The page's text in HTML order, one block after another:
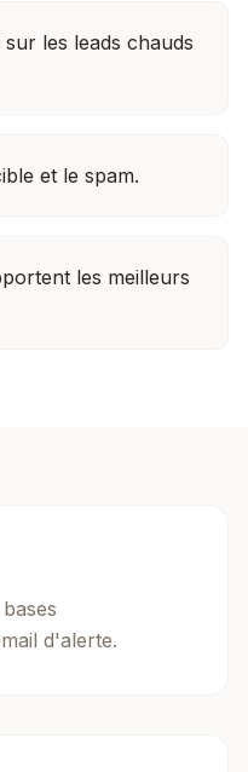
les leads chauds
et le spam.
les meilleurs
d'alerte.